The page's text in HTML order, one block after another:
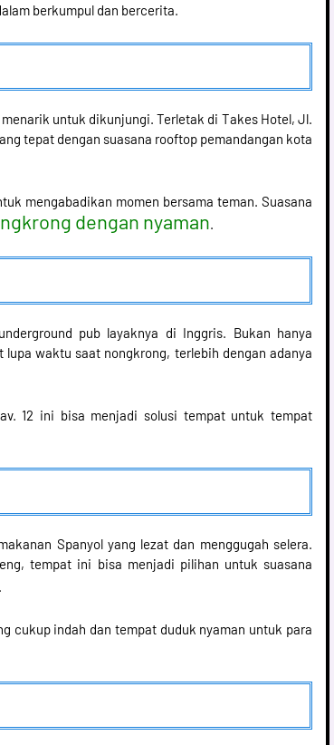
berkumpul dan bercerita.
untuk dikunjungi. Terletak di Takes Hotel, Jl.
tepat dengan suasana rooftop pemandangan kota
mengabadikan momen bersama teman. Suasana
dengan nyaman.
pub layaknya di Inggris. Bukan hanya
waktu saat nongkrong, terlebih dengan adanya
12 ini bisa menjadi solusi tempat untuk tempat
Spanyol yang lezat dan menggugah selera.
tempat ini bisa menjadi pilihan untuk suasana
cukup indah dan tempat duduk nyaman untuk para